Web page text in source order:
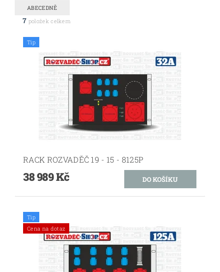
ABECEDNĚ
7 položek celkem
Tip
RACK ROZVADĚČ 19 - 15 - 8125P
38 989 Kč
Tip
Cena na dotaz